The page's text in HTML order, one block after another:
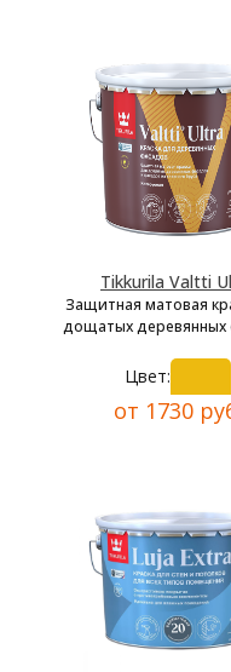
Tikkurila Valtti
Защитная матовая
дощатых деревянных
Цвет:
от 1730